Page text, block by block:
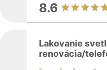
8.6
Lakovanie
renovácia/